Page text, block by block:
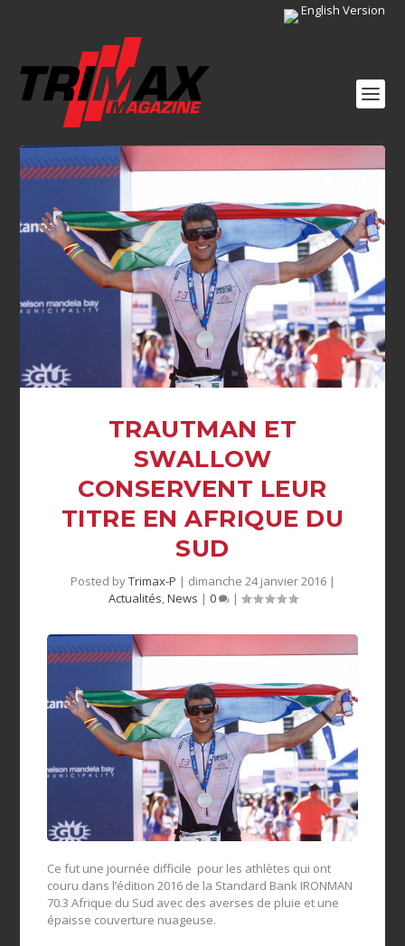
English Version
TRAUTMAN ET
SWALLOW
CONSERVENT LEUR
TITRE EN AFRIQUE DU
SUD
Posted byTrimax-P | dimanche 24 janvier 2016|
Actualités,News | 0 |
Ce fut une journée difficile pour les athlètes qui ont
couru dans l’édition 2016 de la Standard Bank IRONMAN
70.3 Afrique du Sud avec des averses de pluie et une
épaisse couverture nuageuse.